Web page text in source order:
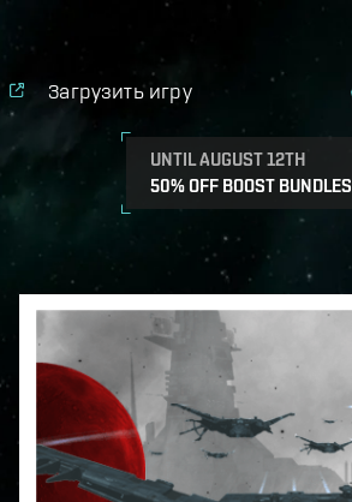
Загрузить игру
UNTIL AUGUST 12TH
50% OFF BOOST BUNDLES